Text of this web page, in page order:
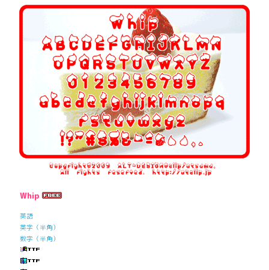
Whip
英語
英字（半角）
数字（半角）